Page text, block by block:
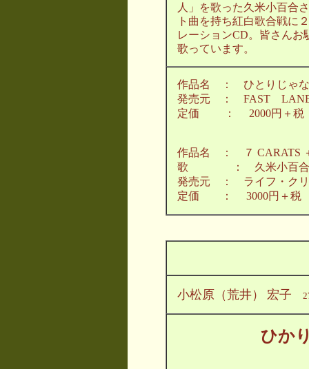
人」を歌った久米小百合
ト曲を持ち紅白歌合戦に
レーションCD。皆さん
歌っています。
作品名 ： ひとりじゃ
発売元 ： FAST LANE
定価 ： 2000円＋税
作品名 ：
７
歌 ： 久米小百合 本
発売元 ： ライフ・クリ
定価 ： 3000円＋税
小松原（荒井） 宏子
ひか